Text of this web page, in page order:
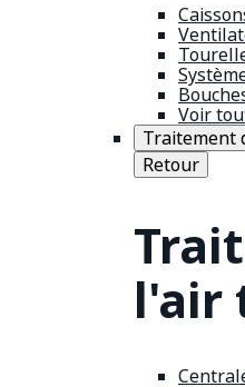
Voir
Traitement
Retour
l'air